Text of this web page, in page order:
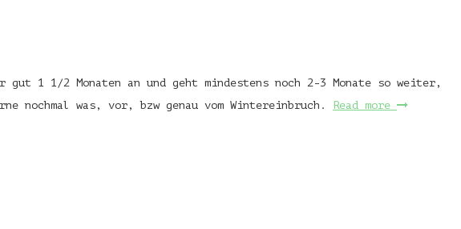
1 1/2 Monaten an und geht mindestens noch 2-3 Monate so weiter,
was, vor, bzw genau vom Wintereinbruch.
Read more